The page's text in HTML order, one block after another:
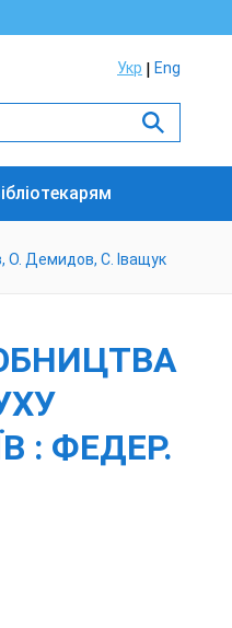
Укр Eng
О. Демидов, С. Іващук
: ФЕДЕР.